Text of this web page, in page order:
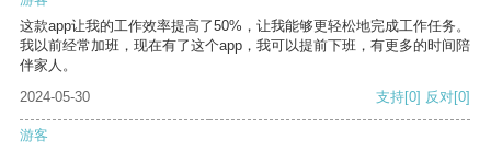
这款app让我的工作效率提高了50%，让我能够更轻松地完成工作任务。
我以前经常加班，现在有了这个app，我可以提前下班，有更多的时间陪
伴家人。
2024-05-30
支持[0] 反对[0]
游客